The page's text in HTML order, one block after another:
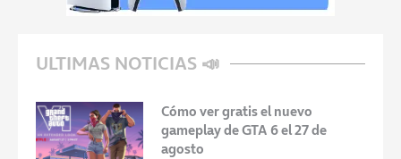
ULTIMAS NOTICIAS 📣
Cómo ver gratis el nuevo
gameplay de GTA 6 el 27 de
agosto